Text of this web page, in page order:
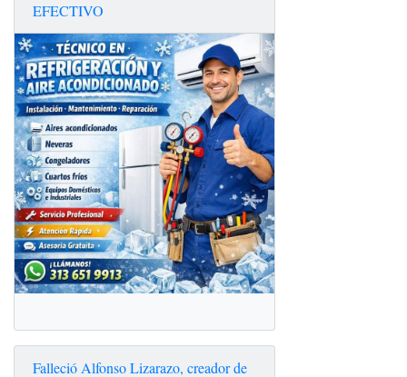
EFECTIVO
Falleció Alfonso Lizarazo, creador de